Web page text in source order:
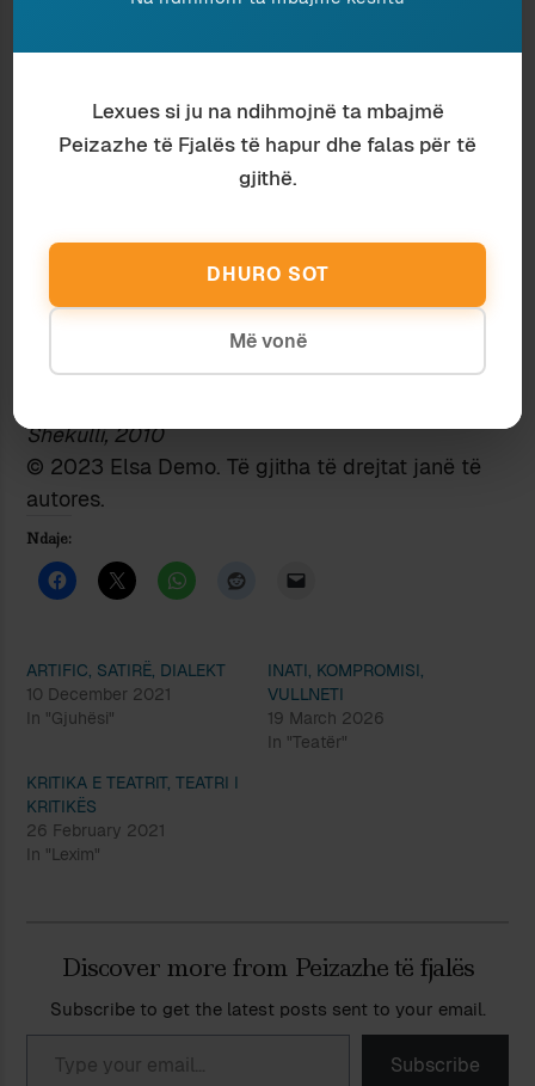
do të jetë në këtë grup, të përcaktojmë
vendndodhjen e teatrit.” Këtu ministri sqaroi se
ai do të takohej me zotin Malaj të Akademisë së
Arteve për të përdorur skenën e Akademisë,
meqë është nga lopët e shtetit. “Pra, për dhjetë
gaz ministri. Me njërën dorë mbante mikrofonin
që s’rrinte në këmbë, me tjetrën shkruante diçka
në një copë letër të palosur nga vetja, që
bashkëbiseduesit të mos përgjonin çfarë në të
vërtetë shënonte aty ministri.
Shekulli, 2010
© 2023 Elsa Demo. Të gjitha të drejtat janë të
autores.
Ndaje:
ARTIFIC, SATIRË, DIALEKT
10 December 2021
In "Gjuhësi"
INATI, KOMPROMISI,
VULLNETI
19 March 2026
In "Teatër"
KRITIKA E TEATRIT, TEATRI I
KRITIKËS
26 February 2021
In "Lexim"
Discover more from Peizazhe të fjalës
Subscribe to get the latest posts sent to your email.
Type your email…
Subscribe
Lexues si ju na ndihmojnë ta mbajmë
Peizazhe të Fjalës të hapur dhe falas për të
gjithë.
DHURO SOT
Më vonë